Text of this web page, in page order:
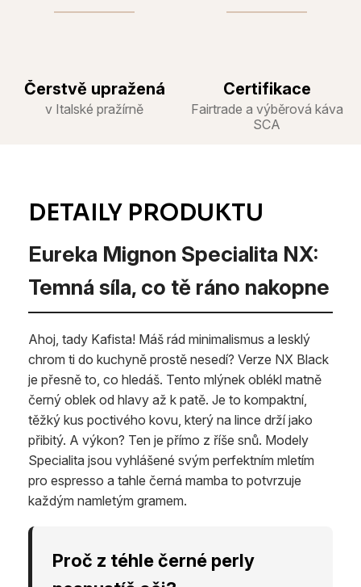
Čerstvě upražená
v Italské pražírně
Certifikace
Fairtrade a výběrová káva
SCA
Eureka Mignon Specialita NX:
Temná síla, co tě ráno nakopne
Ahoj, tady Kafista! Máš rád minimalismus a lesklý
chrom ti do kuchyně prostě nesedí? Verze NX Black
je přesně to, co hledáš. Tento mlýnek oblékl matně
černý oblek od hlavy až k patě. Je to kompaktní,
těžký kus poctivého kovu, který na lince drží jako
přibitý. A výkon? Ten je přímo z říše snů. Modely
Specialita jsou vyhlášené svým perfektním mletím
pro espresso a tahle černá mamba to potvrzuje
každým namletým gramem.
Proč z téhle černé perly